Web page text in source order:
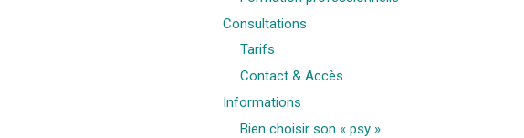
Consultations
Tarifs
Contact & Accès
Informations
Bien choisir son « psy »